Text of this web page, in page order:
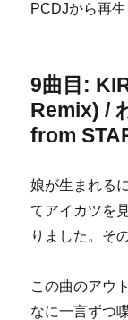
PCDJから再生
9曲目:
Remix) /
from
娘が生まれる
てアイカツを
りました。そ
この曲のアウ
なに一言ずつ